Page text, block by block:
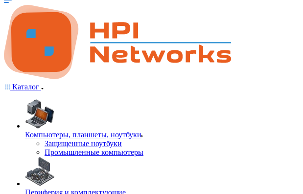
Каталог
Компьютеры, планшеты, ноутбуки
Защищенные ноутбуки
Промышленные компьютеры
Периферия и комплектующие